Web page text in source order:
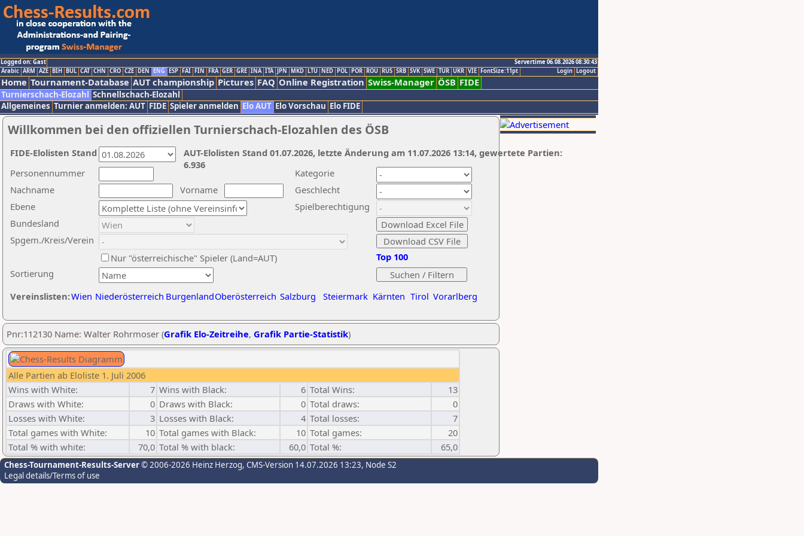
Logged on: Gast
Servertime 06.08.2026 08:30:43
Logout
Login
Arabic ARM AZE BIH BUL CAT CHN CRO CZE DEN ENG ESP FAI FIN FRA GER GRE INA ITA JPN MKD LTU NED POL POR ROU RUS SRB SVK SWE TUR UKR VIE FontSize:11pt
Home Tournament-Database AUT championship Pictures FAQ Online Registration Swiss-Manager ÖSB FIDE
Turnierschach-Elozahl Schnellschach-Elozahl
Allgemeines Turnier anmelden: AUT FIDE Spieler anmelden Elo AUT Elo Vorschau Elo FIDE
Willkommen bei den offiziellen Turnierschach-Elozahlen des ÖSB
Nachname
Vorname
Ebene
Kategorie
Sortierung
Personennummer
Bundesland
Spgem./Kreis/Verein
Geschlecht
Nur "österreichische" Spieler (Land=AUT)
Spielberechtigung
Vereinslisten:Wien Niederösterreich BurgenlandOberösterreich Salzburg Steiermark Kärnten Tirol Vorarlberg
Top 100
AUT-Elolisten Stand 01.07.2026, letzte Änderung am 11.07.2026 13:14, gewertete Partien:
6.936
FIDE-Elolisten Stand
Pnr:112130 Name: Walter Rohrmoser (Grafik Elo-Zeitreihe, Grafik Partie-Statistik)
Alle Partien ab Eloliste 1. Juli 2006
Wins with White:
7 Wins with Black: 6 Total Wins:
13
Draws with White:
0 Draws with Black: 0 Total draws:
0
Losses with White:
3 Losses with Black: 4 Total losses:
7
Total games with White:
10 Total games with Black: 10 Total games:
20
Total % with white:
70,0 Total % with black: 60,0 Total %: 65,0
Chess-Tournament-Results-Server© 2006-2026 Heinz Herzog, CMS-Version 14.07.2026 13:23, Node S2
Legal details/Terms of use